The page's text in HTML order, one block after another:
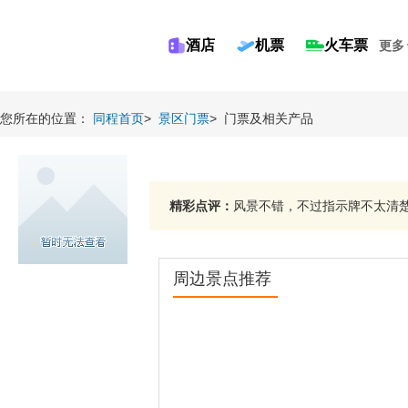
酒店 机票 火车票 更多
您所在的位置： 同程首页> 景区门票> 门票及相关产品
精彩点评： 风景不错，不过指示牌不太清
周边景点推荐